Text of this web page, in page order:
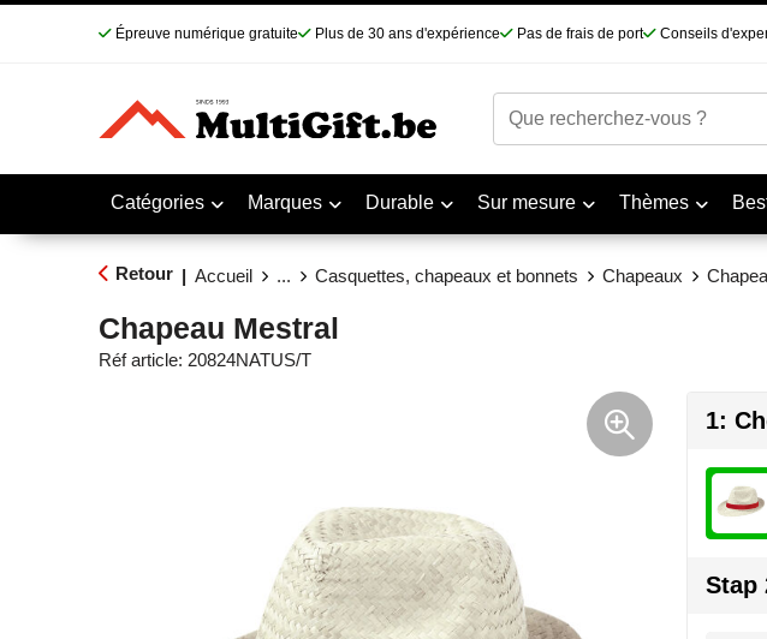
Épreuve numérique gratuite Plus de 30 ans d'expérience Pas de frais de port Conseils
Catégories Marques Durable Sur mesure Thèmes
Retour | Accueil ... Casquettes, chapeaux et bonnets Chapeaux
Chapeau Mestral
Réf article: 20824NATUS/T
1:
Stap